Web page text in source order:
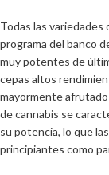
Todas las variedades
programa del banco
muy potentes de
cepas altos
mayormente
de cannabis se
su potencia, lo que
principiantes como